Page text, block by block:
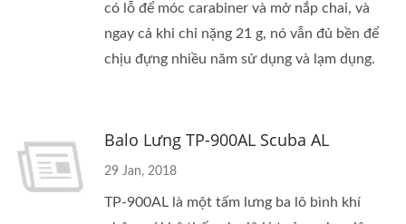
có lỗ để móc carabiner và mở nắp chai, và
ngay cả khi chỉ nặng 21 g, nó vẫn đủ bền để
chịu đựng nhiều năm sử dụng và lạm dụng.
Balo Lưng TP-900AL Scuba AL
29 Jan, 2018
TP-900AL là một tấm lưng ba lô bình khí